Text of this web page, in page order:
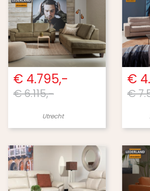
€ 4.795,-
€ 6.115,-
Utrecht
€
€